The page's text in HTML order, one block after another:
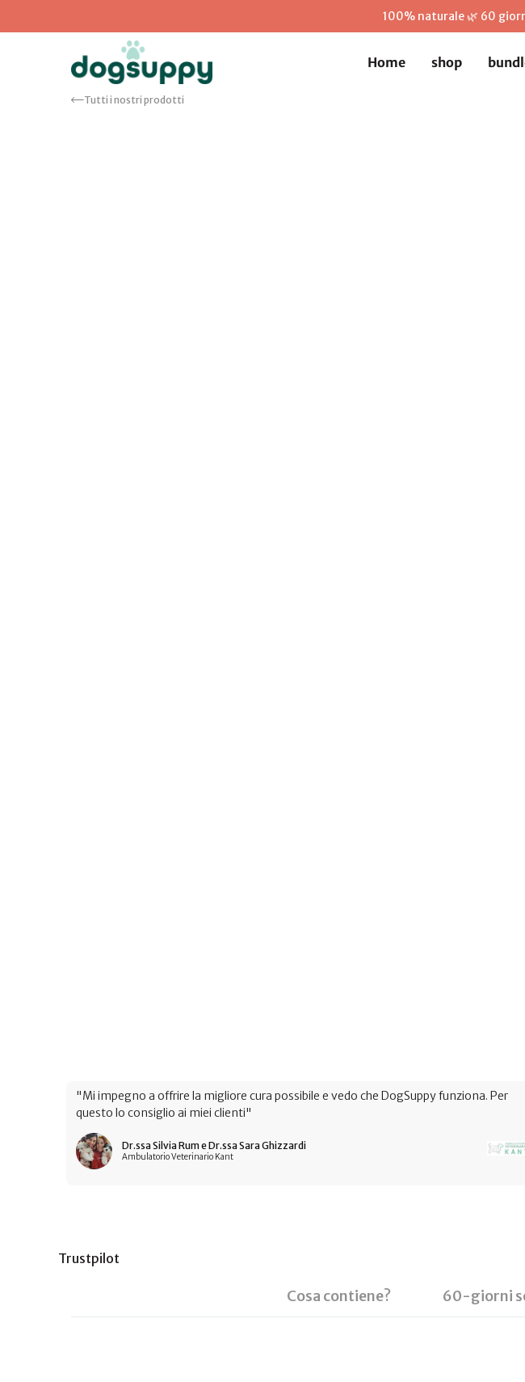
100% naturale 🌿 60
Home shop
Home shop
Tutti i nostri prodotti
"Mi impegno a offrire la migliore cura possibile e vedo che DogSuppy funziona. Per
questo lo consiglio ai miei clienti"
Dr.ssa Silvia Rum e Dr.ssa Sara Ghizzardi
Ambulatorio Veterinario Kant
Trustpilot
Cosa contiene? 60-giorni